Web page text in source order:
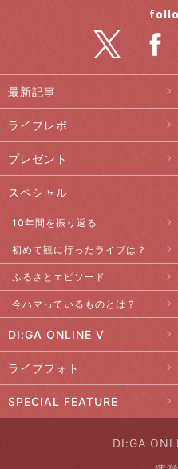
最新記事
ライブレポ
プレゼント
スペシャル
10年間を振り返る
初めて観に行ったライブは？
ふるさとエピソード
今ハマっているものとは？
DI:GA ONLINE V
ライブフォト
SPECIAL FEATURE
DI:GA